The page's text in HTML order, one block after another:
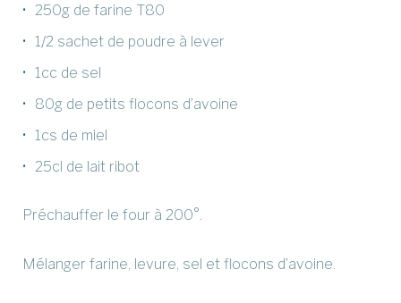
250g de farine T80
1/2 sachet de poudre à lever
1cc de sel
80g de petits flocons d’avoine
1cs de miel
25cl de lait ribot
Préchauffer le four à 200°.
Mélanger farine, levure, sel et flocons d’avoine.